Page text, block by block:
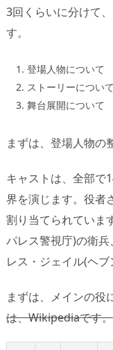
3回くらいに分けて
す。
登場人物について
ストーリーについて
舞台展開について
まずは、登場人物の
キャストは、全部で
界を演じます。役者
割り当てられていま
パレス警視庁)の衛
レス・ジェイル(ヘブ
まずは、メインの役
は、Wikipediaです。